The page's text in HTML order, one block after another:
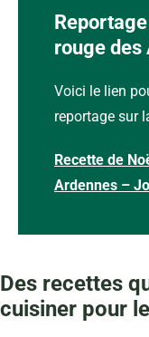
rouge des
Voici le lien
reportage sur
Recette de
Ardennes –
Des recettes
cuisiner pour